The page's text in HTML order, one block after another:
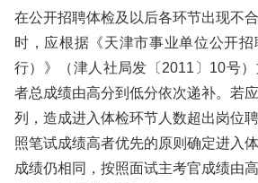
在公开招聘体检及以后各环节出现不
时，应根据《天津市事业单位公开
行）》（津人社局发〔2011〕10号
者总成绩由高分到低分依次递补。若
列，造成进入体检环节人数超出岗位
照笔试成绩高者优先的原则确定进入
成绩仍相同，按照面试主考官成绩由